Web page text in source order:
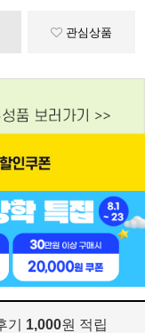
관심상품
기 1,000원 적립